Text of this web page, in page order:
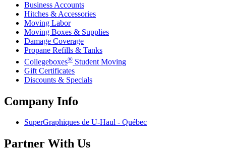
Business Accounts
Hitches & Accessories
Moving Labor
Moving Boxes & Supplies
Damage Coverage
Propane Refills & Tanks
Collegeboxes® Student Moving
Gift Certificates
Discounts & Specials
Company Info
SuperGraphiques de U-Haul - Québec
Partner With Us